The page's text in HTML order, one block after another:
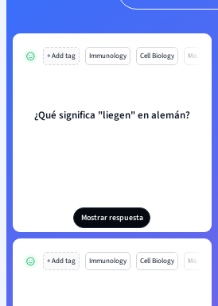
+ Add tag Immunology Cell Biology Mo
¿Qué significa "liegen" en alemán?
Mostrar respuesta
+ Add tag Immunology Cell Biology Mo